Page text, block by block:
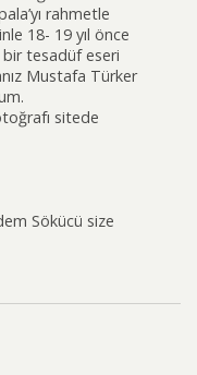
rahmetle
18- 19 yıl önce
bir tesadüf eseri
Mustafa Türker
sitede
Sökücü size